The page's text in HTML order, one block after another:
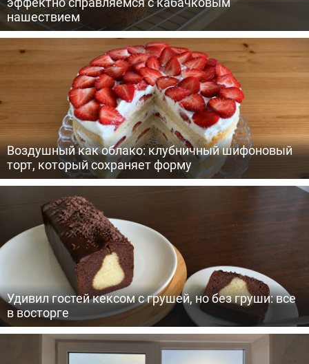
нашествием
Воздушный как облако: клубничный шифоновый
торт, который сохраняет форму
Удивил гостей кексом с грушей, но без груши: все
в восторге